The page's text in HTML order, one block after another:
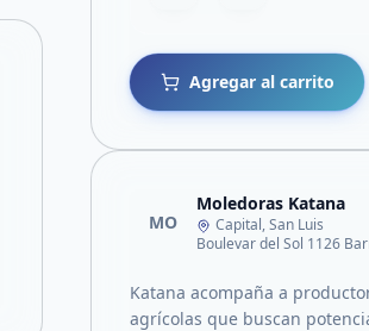
Agregar al carrito
MO
Moledoras Katana
Capital, San Luis
Boulevar del Sol 1126
Katana acompaña a
agrícolas que buscan